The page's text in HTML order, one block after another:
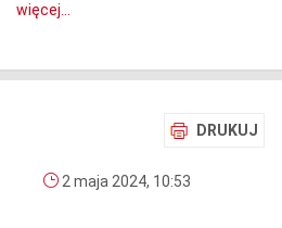
więcej...
DRUKUJ
2 maja 2024, 10:53